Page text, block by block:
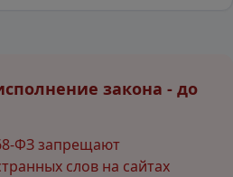
закона - до
ФЗ запрещают
слов на сайтах